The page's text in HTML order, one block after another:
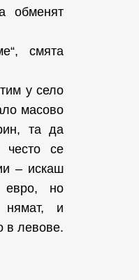
обменят
смята
у село
масово
та да
често се
– искаш
но
нямат, и
в левове.